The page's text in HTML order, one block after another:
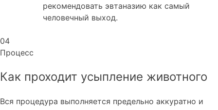
рекомендовать эвтаназию как самый
человечный выход.
04
Процесс
Как проходит усыпление животного
Вся процедура выполняется предельно аккуратно и